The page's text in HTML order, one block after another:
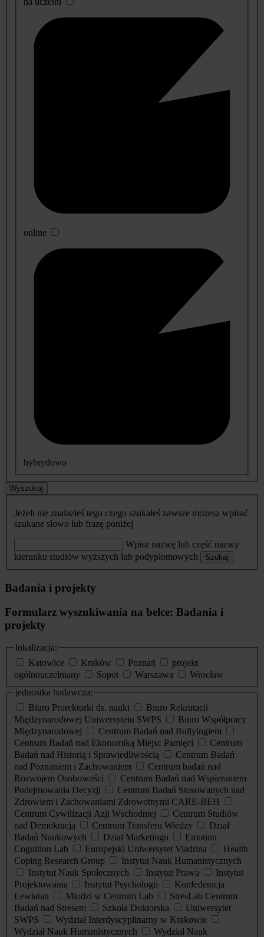
online
hybrydowo
Wyszukaj
Jeżeli nie znalazłeś tego czego szukałeś zawsze możesz wpisać
szukane słowo lub frazę poniżej
Wpisz nazwę lub część nazwy
kierunku studiów wyższych lub podyplomowych
Szukaj
Badania i projekty
Formularz wyszukiwania na belce: Badania i
projekty
lokalizacja:
Katowice
Kraków Poznań
projekt
ogólnouczelniany
Sopot Warszawa
Wrocław
jednostka badawcza:
Biuro Prorektorki ds. nauki
Biuro Rekrutacji
Międzynarodowej Uniwersytetu SWPS
Biuro Współpracy
Międzynarodowej
Centrum Badań nad Bullyingiem
Centrum Badań nad Ekonomiką Miejsc Pamięci
Centrum
Badań nad Historią i Sprawiedliwością
Centrum Badań
nad Poznaniem i Zachowaniem
Centrum badań nad
Rozwojem Osobowości
Centrum Badań nad Wspieraniem
Podejmowania Decyzji
Centrum Badań Stosowanych nad
Zdrowiem i Zachowaniami Zdrowotnymi CARE-BEH
Centrum Cywilizacji Azji Wschodniej
Centrum Studiów
nad Demokracją
Centrum Transferu Wiedzy
Dział
Badań Naukowych
Dział Marketingu
Emotion
Cognition Lab
Europejski Uniwersytet Viadrina
Health
Coping Research Group
Instytut Nauk Humanistycznych
Instytut Nauk Społecznych
Instytut Prawa
Instytut
Projektowania
Instytut Psychologii
Konfederacja
Lewiatan
Młodzi w Centrum Lab
StresLab Centrum
Badań nad Stresem
Szkoła Doktorska
Uniwersytet
SWPS
Wydział Interdyscyplinarny w Krakowie
Wydział Nauk Humanistycznych
Wydział Nauk